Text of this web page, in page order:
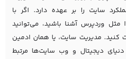
سایت را بر عهده دارد. اگر با
وردپرس آشنا باشید، می‌توانید
کنید. مدیریت سایت، یا همان ادمین
دیجیتال و وب سایت‌ها مرتبط